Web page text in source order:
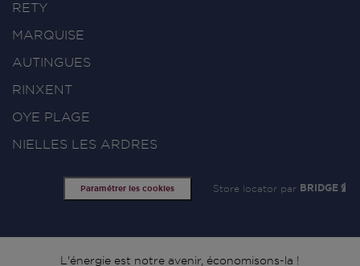
RETY
MARQUISE
AUTINGUES
RINXENT
OYE PLAGE
NIELLES LES ARDRES
Paramétrer les cookies Store locator par BRIDGE
L'énergie est notre avenir, économisons-la !